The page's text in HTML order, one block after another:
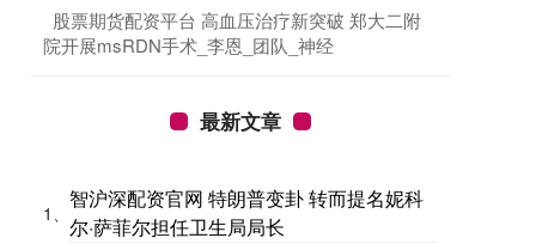
​股票期货配资平台 高血压治疗新突破 郑大二附
院开展msRDN手术_李恩_团队_神经
最新文章
1、
智沪深配资官网 特朗普变卦 转而提名妮科
尔·萨菲尔担任卫生局局长